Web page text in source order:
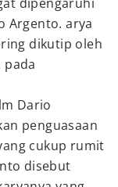
Argento. arya
dikutip oleh
pada
Dario
penguasaan
cukup rumit
disebut